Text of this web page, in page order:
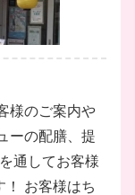
様のご案内や
ーの配膳、提
通してお客様
！ お客様はち